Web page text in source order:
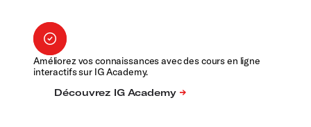
Améliorez vos connaissances avec des cours en ligne
interactifs sur IG Academy.